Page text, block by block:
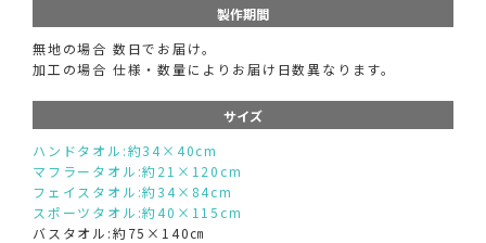
製作期間
無地の場合 数日でお届け。
加工の場合 仕様・数量によりお届け日数異なります。
サイズ
ハンドタオル:約34×40cm
マフラータオル:約21×120cm
フェイスタオル:約34×84cm
スポーツタオル:約40×115cm
バスタオル:約75×140㎝